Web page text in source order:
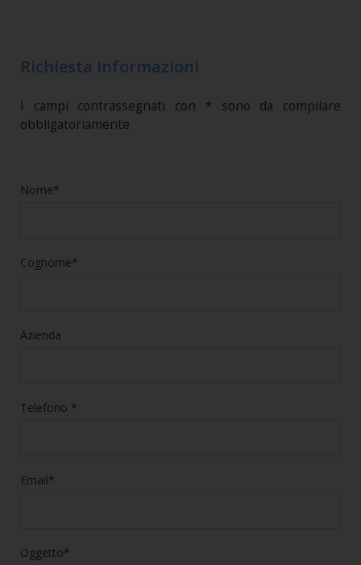
Richiesta Informazioni
I campi contrassegnati con * sono da compilare
obbligatoriamente
Nome*
Cognome*
Azienda
Telefono *
Email*
Oggetto*